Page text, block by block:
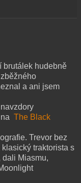
brutálek hudebně
a ani jsem
The Black
Trevor bez
traktorista s
dali Miasmu,